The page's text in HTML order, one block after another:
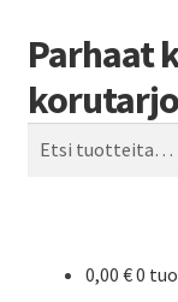
Siirry
navigointiin
Siirry
sisältöön
Parhaat
Haku
0,00 €0